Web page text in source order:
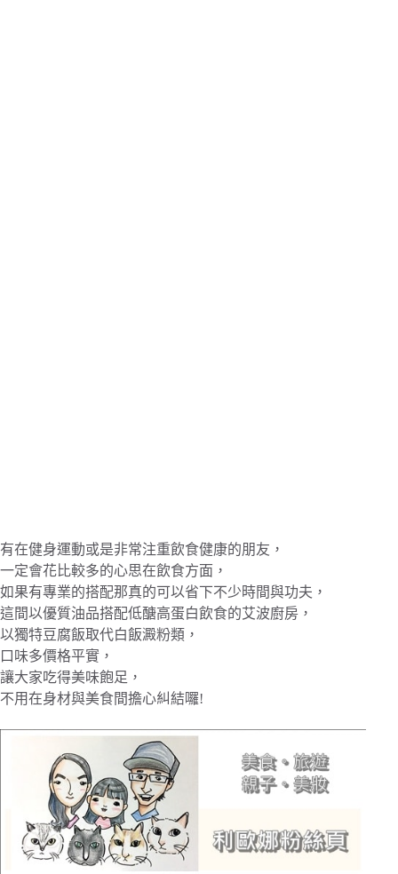
有在健身運動或是非常注重飲食健康的朋友，
一定會花比較多的心思在飲食方面，
如果有專業的搭配那真的可以省下不少時間與功夫，
這間以優質油品搭配低醣高蛋白飲食的艾波廚房，
以獨特豆腐飯取代白飯澱粉類，
口味多價格平實，
讓大家吃得美味飽足，
不用在身材與美食間擔心糾結囉!